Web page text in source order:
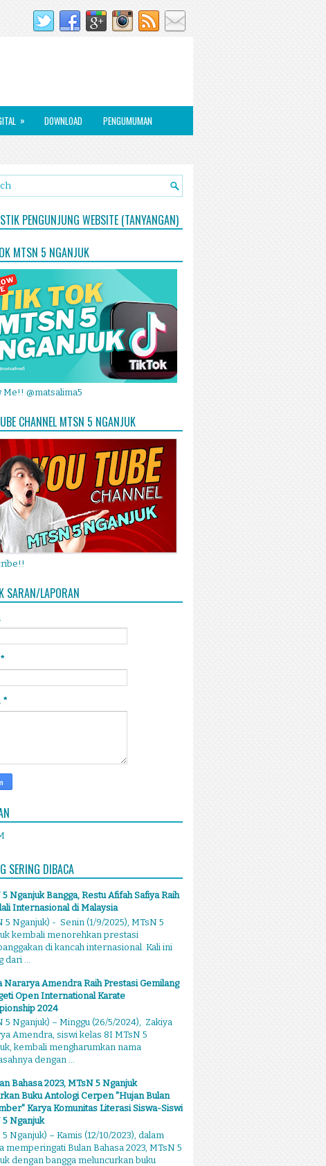
» DOWNLOAD PENGUMUMAN
PENGUNJUNG WEBSITE (TANYANGAN)
MTSN 5 NGANJUK
Me!! @matsalima5
CHANNEL MTSN 5 NGANJUK
SARAN/LAPORAN
*
*
SERING DIBACA
Nganjuk Bangga, Restu Afifah Safiya Raih
Internasional di Malaysia
5 Nganjuk) - Senin (1/9/2025), MTsN 5
kembali menorehkan prestasi
di kancah internasional. Kali ini
dari ...
Nararya Amendra Raih Prestasi Gemilang
Open International Karate
2024
5 Nganjuk) – Minggu (26/5/2024), Zakiya
Amendra, siswi kelas 8I MTsN 5
kembali mengharumkan nama
dengan ...
Bahasa 2023, MTsN 5 Nganjuk
Buku Antologi Cerpen "Hujan Bulan
Karya Komunitas Literasi Siswa-Siswi
5 Nganjuk
Nganjuk) – Kamis (12/10/2023), dalam
memperingati Bulan Bahasa 2023, MTsN 5
dengan bangga meluncurkan buku